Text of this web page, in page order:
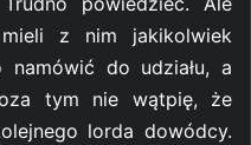
z nim jakikolwiek
do udziału, a
tym nie wątpię, że
lorda dowódcy.